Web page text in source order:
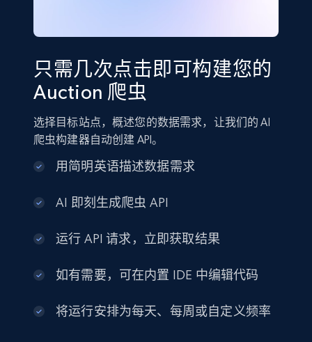
只需几次点击即可构建您的
Auction 爬虫
选择目标站点，概述您的数据需求，让我们的 AI
爬虫构建器自动创建 API。
用简明英语描述数据需求
AI 即刻生成爬虫 API
运行 API 请求，立即获取结果
如有需要，可在内置 IDE 中编辑代码
将运行安排为每天、每周或自定义频率